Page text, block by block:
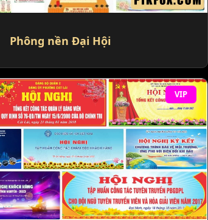
Phông nền Đại Hội
VIP